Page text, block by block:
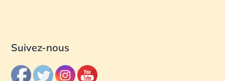
Suivez-nous